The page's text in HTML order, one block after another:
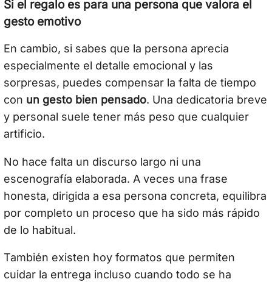
Si el regalo es para una persona que valora el
gesto emotivo
En cambio, si sabes que la persona aprecia
especialmente el detalle emocional y las
sorpresas, puedes compensar la falta de tiempo
con un gesto bien pensado. Una dedicatoria breve
y personal suele tener más peso que cualquier
artificio.
No hace falta un discurso largo ni una
escenografía elaborada. A veces una frase
honesta, dirigida a esa persona concreta, equilibra
por completo un proceso que ha sido más rápido
de lo habitual.
También existen hoy formatos que permiten
cuidar la entrega incluso cuando todo se ha